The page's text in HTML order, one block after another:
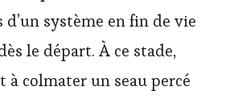
d’un système en fin de vie
le départ. À ce stade,
à colmater un seau percé